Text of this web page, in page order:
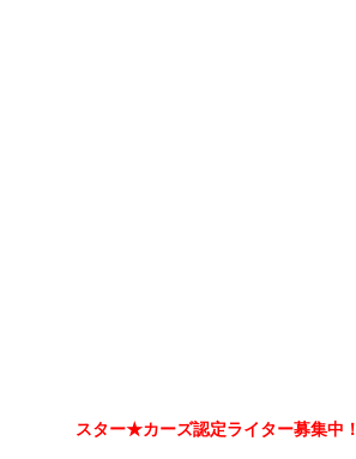
スター★カーズ認定ライター募集中！